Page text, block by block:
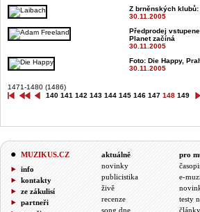
Z brněnských
30.11.2005
Předprodej
Planet začíná
30.11.2005
Foto: Die Happy,
30.11.2005
1471-1480 (1486)
140 141 142 143 144 145 146 147 148 149
MUZIKUS.CZ
info
kontakty
ze zákulisí
partneři
aktuálně
novinky
publicistika
živě
recenze
song dne
pro
e-
testy
články